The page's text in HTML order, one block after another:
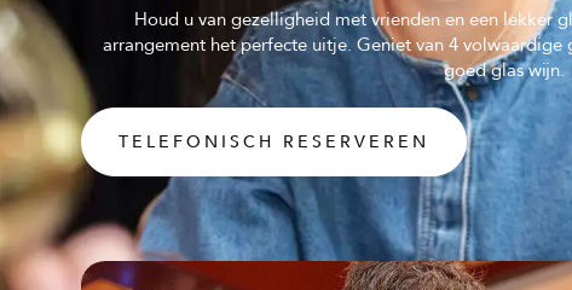
Houd u van gezelligheid met vrienden en een lekker
arrangement het perfecte uitje. Geniet van 4 volwaardige
goed glas wijn.
TELEFONISCH RESERVEREN